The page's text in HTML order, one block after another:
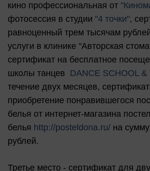
кино профессиональная от
фотосессия в студии "4 точки",
равноценный трем тысячам
услуги в клинике "Авторская
сертификат на бесплатное
школы танцев DANCE SCHOOL &
течение двух месяцев,
приобретение понравившегося
белья от интернет-магазина
белья http://posteldona.ru/ на
рублей.
Третье место - сертификат для